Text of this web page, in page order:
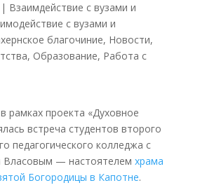
| Взаимдействие с вузами и
с вузами и
благочиние, Новости,
, Образование, Работа с
рамках проекта «Духовное
встреча студентов второго
педагогического колледжа с
Власовым — настоятелем храма
Богородицы в Капотне.